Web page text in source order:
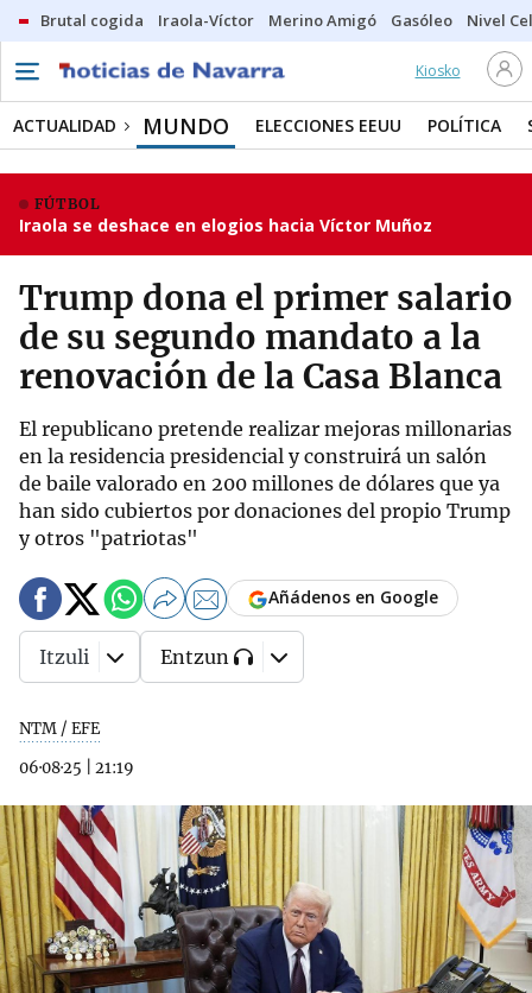
Brutal cogida Iraola-Víctor Merino Amigó Gasóleo Nivel
Kiosko
ACTUALIDAD MUNDO ELECCIONES EEUU POLÍTICA
FÚTBOL
Iraola se deshace en elogios hacia Víctor Muñoz
Trump dona el primer salario
de su segundo mandato a la
renovación de la Casa Blanca
El republicano pretende realizar mejoras millonarias
en la residencia presidencial y construirá un salón
de baile valorado en 200 millones de dólares que ya
han sido cubiertos por donaciones del propio Trump
y otros "patriotas"
NTM / EFE
06·08·25
21:19
Añádenos en Google
Itzuli Entzun